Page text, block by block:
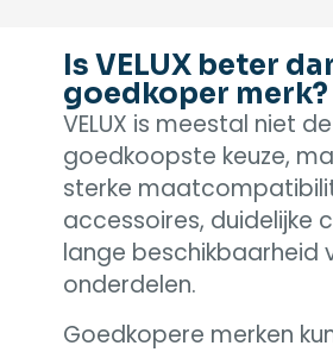
Is VELUX beter
goedkoper merk?
VELUX is meestal niet de
goedkoopste keuze,
sterke
accessoires, duidelijke
lange beschikbaarheid
onderdelen.
Goedkopere merken